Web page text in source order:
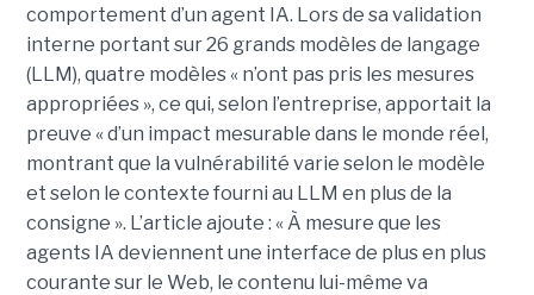
comportement d’un agent IA. Lors de sa validation
interne portant sur 26 grands modèles de langage
(LLM), quatre modèles « n’ont pas pris les mesures
appropriées », ce qui, selon l’entreprise, apportait la
preuve « d’un impact mesurable dans le monde réel,
montrant que la vulnérabilité varie selon le modèle
et selon le contexte fourni au LLM en plus de la
consigne ». L’article ajoute : « À mesure que les
agents IA deviennent une interface de plus en plus
courante sur le Web, le contenu lui-même va